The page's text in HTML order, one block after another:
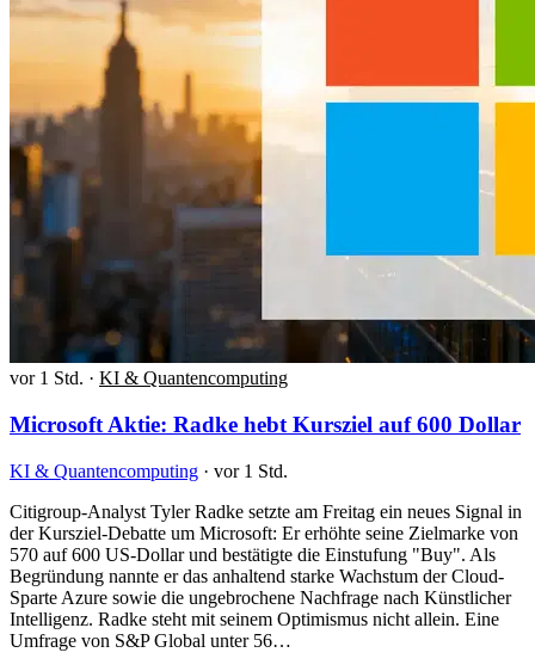
vor 1 Std. · KI & Quantencomputing
Microsoft Aktie: Radke hebt Kursziel auf 600 Dollar
KI & Quantencomputing · vor 1 Std.
Citigroup-Analyst Tyler Radke setzte am Freitag ein neues Signal in
der Kursziel-Debatte um Microsoft: Er erhöhte seine Zielmarke von
570 auf 600 US-Dollar und bestätigte die Einstufung "Buy". Als
Begründung nannte er das anhaltend starke Wachstum der Cloud-
Sparte Azure sowie die ungebrochene Nachfrage nach Künstlicher
Intelligenz. Radke steht mit seinem Optimismus nicht allein. Eine
Umfrage von S&P Global unter 56…